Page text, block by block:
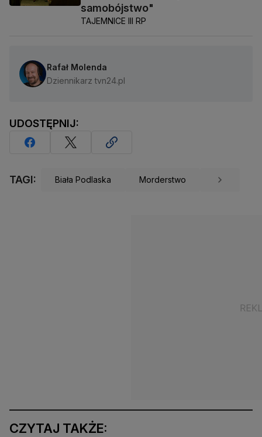
samobójstwo"
TAJEMNICE III RP
Rafał Molenda
Dziennikarz tvn24.pl
UDOSTĘPNIJ:
TAGI: Biała Podlaska Morderstwo
CZYTAJ TAKŻE: